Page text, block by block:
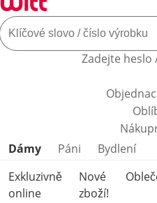
Zadejte heslo
Přeskočit kategorie produktů
Dámy Páni
Bydlení
Exkluzivně
online
Nové
zboží!